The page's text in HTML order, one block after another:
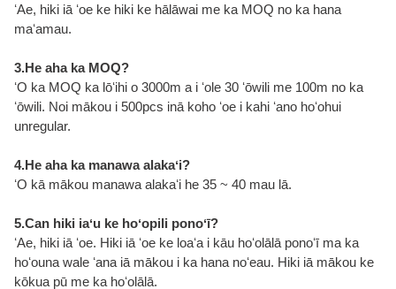
ʻAe, hiki iā ʻoe ke hiki ke hālāwai me ka MOQ no ka hana
maʻamau.
3.He aha ka MOQ?
ʻO ka MOQ ka lōʻihi o 3000m a i ʻole 30 ʻōwili me 100m no ka
ʻōwili. Noi mākou i 500pcs inā koho ʻoe i kahi ʻano hoʻohui
unregular.
4.He aha ka manawa alakaʻi?
ʻO kā mākou manawa alakaʻi he 35 ~ 40 mau lā.
5.Can hiki iaʻu ke hoʻopili ponoʻī?
ʻAe, hiki iā ʻoe. Hiki iā ʻoe ke loaʻa i kāu hoʻolālā ponoʻī ma ka
hoʻouna wale ʻana iā mākou i ka hana noʻeau. Hiki iā mākou ke
kōkua pū me ka hoʻolālā.